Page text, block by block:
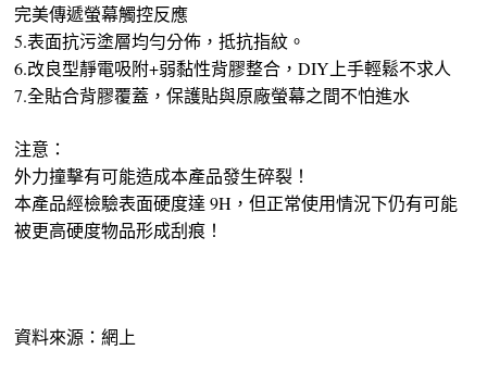
完美傳遞螢幕觸控反應
5.表面抗污塗層均勻分佈，抵抗指紋。
6.改良型靜電吸附+弱黏性背膠整合，DIY上手輕鬆不求人
7.全貼合背膠覆蓋，保護貼與原廠螢幕之間不怕進水
注意：
外力撞擊有可能造成本產品發生碎裂！
本產品經檢驗表面硬度達 9H，但正常使用情況下仍有可能
被更高硬度物品形成刮痕！
資料來源：網上